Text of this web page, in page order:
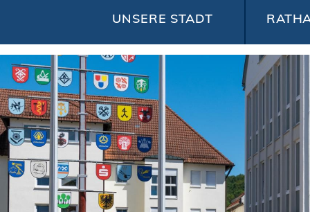
UNSERE STADT